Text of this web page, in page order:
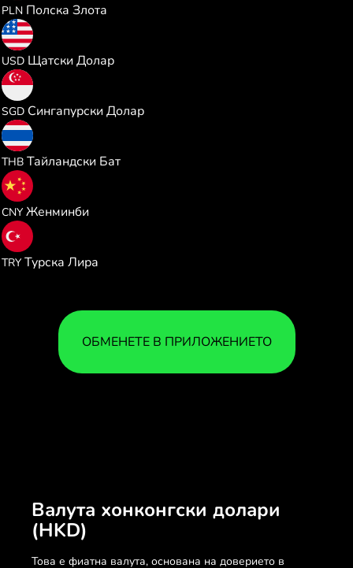
PLN Полска Злота
USD Щатски Долар
SGD Сингапурски Долар
THB Тайландски Бат
CNY Женминби
TRY Турска Лира
ОБМЕНЕТЕ В ПРИЛОЖЕНИЕТО
Валута хонконгски долари
(HKD)
Това е фиатна валута, основана на доверието в